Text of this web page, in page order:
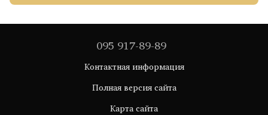
095 917-89-89
Контактная информация
Полная версия сайта
Карта сайта